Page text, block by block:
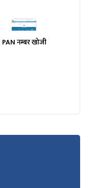
PAN नम्बर खोजी